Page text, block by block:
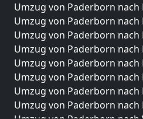
Umzug von Paderborn
Umzug von Paderborn nach
Umzug von Paderborn nach
Umzug von Paderborn nach
Umzug von Paderborn nach
Umzug von Paderborn
Umzug von Paderborn nach
Umzug von Paderborn nach